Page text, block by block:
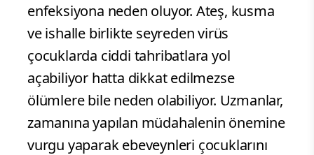
enfeksiyona neden oluyor. Ateş, kusma
ve ishalle birlikte seyreden virüs
çocuklarda ciddi tahribatlara yol
açabiliyor hatta dikkat edilmezse
ölümlere bile neden olabiliyor. Uzmanlar,
zamanına yapılan müdahalenin önemine
vurgu yaparak ebeveynleri çocuklarını